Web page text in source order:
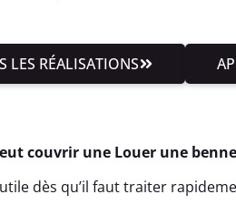
LES RÉALISATIONS
couvrir une Louer une
dès qu’il faut traiter